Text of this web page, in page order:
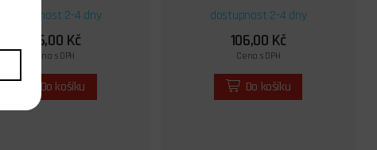
dostupnost 2-4 dny
106,00 Kč
Cena s DPH
Do košíku
dostupnost 2-4 dny
106,00 Kč
Cena s DPH
Do košíku